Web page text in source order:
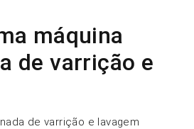
máquina
de varrição e
de varrição e lavagem